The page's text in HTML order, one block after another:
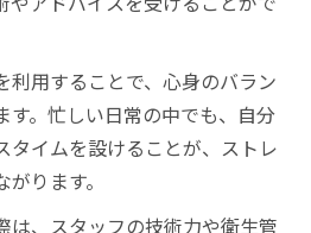
利用することで、心身のバラン
す。忙しい日常の中でも、自分
タイムを設けることが、ストレ
ります。
は、スタッフの技術力や衛生管